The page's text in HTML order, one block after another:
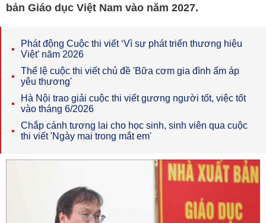
bản Giáo dục Việt Nam vào năm 2027.
Phát động Cuộc thi viết ‘Vì sự phát triển thương hiệu
Việt’ năm 2026
Thể lệ cuộc thi viết chủ đề 'Bữa cơm gia đình ấm áp
yêu thương'
Hà Nội trao giải cuộc thi viết gương người tốt, việc tốt
vào tháng 6/2026
Chắp cánh tương lai cho học sinh, sinh viên qua cuộc
thi viết 'Ngày mai trong mắt em'